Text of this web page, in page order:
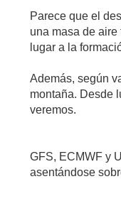
Parece que el
una masa de
lugar a la
Además, según
montaña. Desde
veremos.
GFS, ECMWF y
asentándose